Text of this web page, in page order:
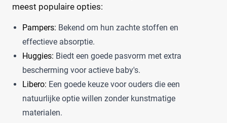
meest populaire opties:
Pampers: Bekend om hun zachte stoffen en
effectieve absorptie.
Huggies: Biedt een goede pasvorm met extra
bescherming voor actieve baby's.
Libero: Een goede keuze voor ouders die een
natuurlijke optie willen zonder kunstmatige
materialen.